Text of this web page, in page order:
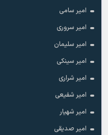
امیر سامی
امیر سروری
امیر سلیمان
امیر سینکی
امیر شراری
امیر شفیعی
امیر شهیار
امیر صدیقی